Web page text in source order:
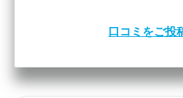
口コミをご投